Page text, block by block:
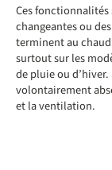
Ces
changeantes ou
terminent au
surtout sur les
de pluie ou
volontairement
et la ventilation.